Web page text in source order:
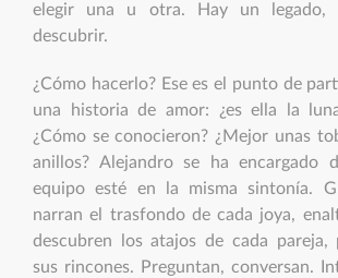
elegir una u otra. Hay un legado,
descubrir.
¿Cómo hacerlo? Ese es el punto de
una historia de amor: ¿es ella la
¿Cómo se conocieron? ¿Mejor unas
anillos? Alejandro se ha encargado
equipo esté en la misma sintonía.
narran el trasfondo de cada joya,
descubren los atajos de cada pareja,
sus rincones. Preguntan, conversan.